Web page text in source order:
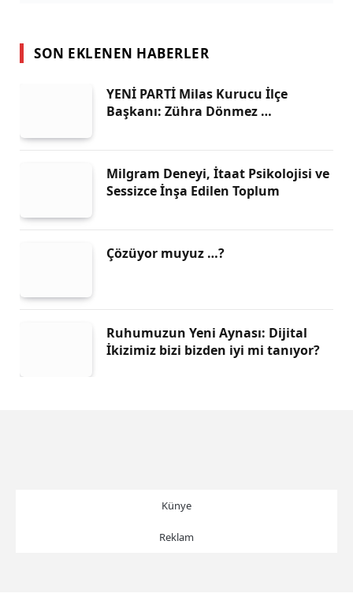
SON EKLENEN HABERLER
YENİ PARTİ Milas Kurucu İlçe
Başkanı: Zühra Dönmez …
Milgram Deneyi, İtaat Psikolojisi ve
Sessizce İnşa Edilen Toplum
Çözüyor muyuz …?
Ruhumuzun Yeni Aynası: Dijital
İkizimiz bizi bizden iyi mi tanıyor?
Künye
Reklam